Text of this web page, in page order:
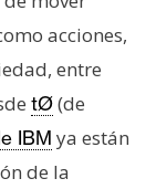
acciones,
entre
tØ(de
IBM ya están
de la